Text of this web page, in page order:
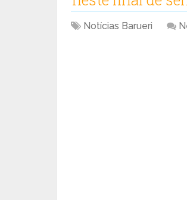
Notícias Barueri